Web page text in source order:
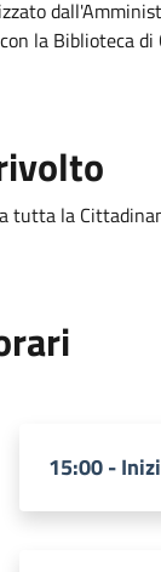
la Biblioteca di
tutta la
15:00 -